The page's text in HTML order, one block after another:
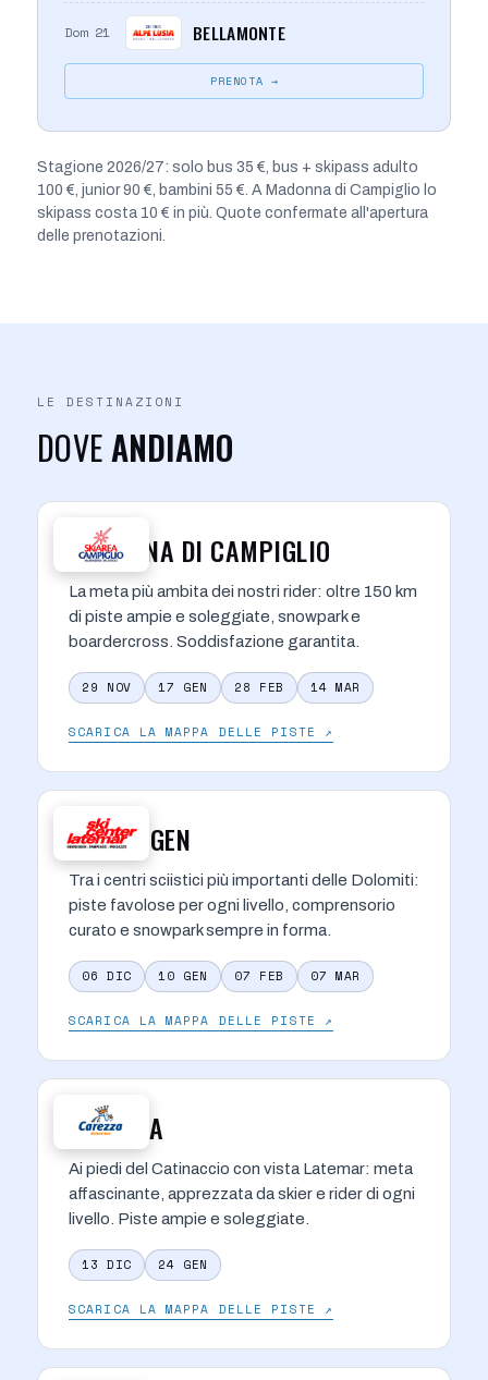
Dom 21 BELLAMONTE
PRENOTA →
Stagione 2026/27: solo bus 35 €, bus + skipass adulto
100 €, junior 90 €, bambini 55 €. A Madonna di Campiglio lo
skipass costa 10 € in più. Quote confermate all'apertura
delle prenotazioni.
LE DESTINAZIONI
DOVEANDIAMO
MADONNA DI CAMPIGLIO
La meta più ambita dei nostri rider: oltre 150 km
di piste ampie e soleggiate, snowpark e
boardercross. Soddisfazione garantita.
29 NOV 17 GEN 28 FEB 14 MAR
SCARICA LA MAPPA DELLE PISTE ↗
OBEREGGEN
Tra i centri sciistici più importanti delle Dolomiti:
piste favolose per ogni livello, comprensorio
curato e snowpark sempre in forma.
06 DIC 10 GEN 07 FEB 07 MAR
SCARICA LA MAPPA DELLE PISTE ↗
CAREZZA
Ai piedi del Catinaccio con vista Latemar: meta
affascinante, apprezzata da skier e rider di ogni
livello. Piste ampie e soleggiate.
13 DIC 24 GEN
SCARICA LA MAPPA DELLE PISTE ↗